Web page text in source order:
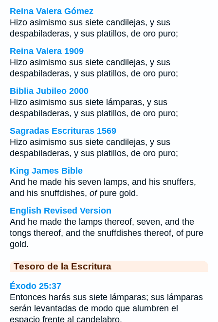
Reina Valera Gómez
Hizo asimismo sus siete candilejas, y sus
despabiladeras, y sus platillos, de oro puro;
Reina Valera 1909
Hizo asimismo sus siete candilejas, y sus
despabiladeras, y sus platillos, de oro puro;
Biblia Jubileo 2000
Hizo asimismo sus siete lámparas, y sus
despabiladeras, y sus platillos, de oro puro;
Sagradas Escrituras 1569
Hizo asimismo sus siete candilejas, y sus
despabiladeras, y sus platillos, de oro puro;
King James Bible
And he made his seven lamps, and his snuffers,
and his snuffdishes, ofpure gold.
English Revised Version
And he made the lamps thereof, seven, and the
tongs thereof, and the snuffdishes thereof, of pure
gold.
Tesoro de la Escritura
Éxodo 25:37
Entonces harás sus siete lámparas; sus lámparas
serán levantadas de modo que alumbren el
espacio frente al candelabro.